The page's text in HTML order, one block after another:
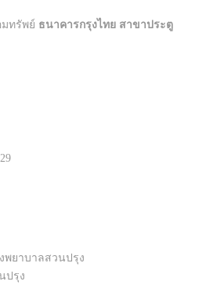
ทรัพย์ ธนาคารกรุงไทย สาขาประตู
ยาบาลสวนปรุง
ปรุง